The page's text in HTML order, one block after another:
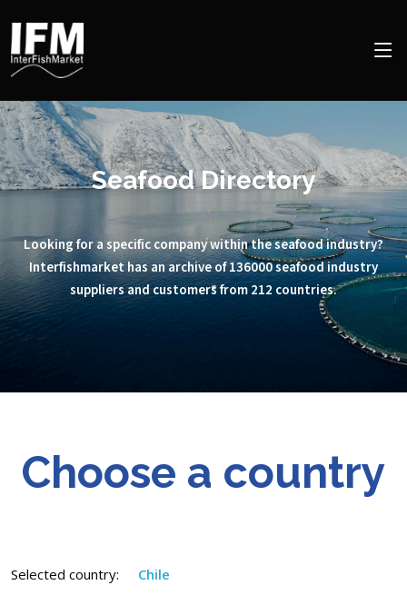
Seafood Directory
Looking for a specific company within the seafood industry?
Interfishmarket has an archive of 136000 seafood industry
suppliers and customers from 212 countries.
Choose a country
Selected country: Chile